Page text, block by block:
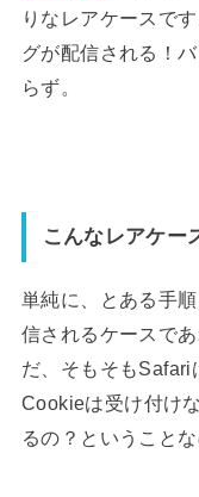
りなレアケースで
グが配信される！
らず。
こんなレアケー
単純に、とある手
信されるケースで
だ、そもそもSafari
Cookieは受け付け
るの？ということな